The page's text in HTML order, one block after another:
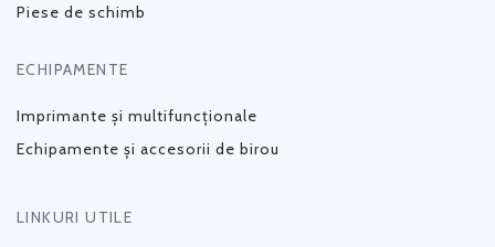
Piese de schimb
ECHIPAMENTE
Imprimante și multifuncționale
Echipamente și accesorii de birou
LINKURI UTILE